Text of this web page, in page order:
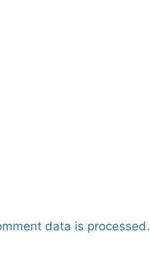
data is processed.